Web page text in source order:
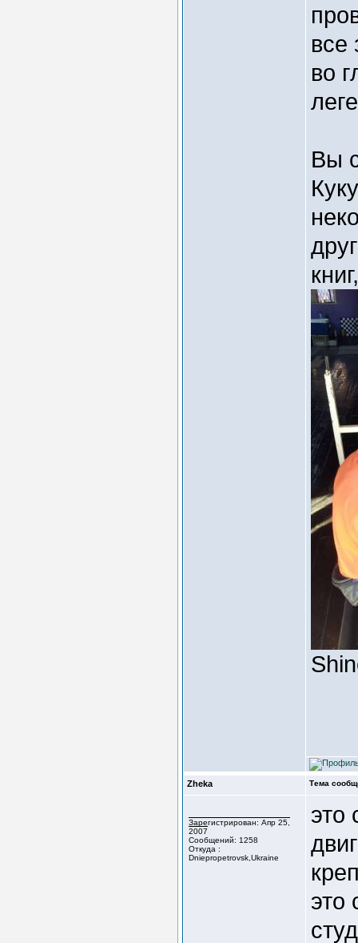
все
во
Вы
Zheka Тема
Зарегистрирован: Апр 25,
2007
Сообщений: 1258
Откуда :
Dniepropetrovsk,Ukraine
это
это